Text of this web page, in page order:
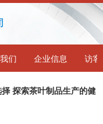
们 企业信息 访客
探索茶叶制品生产的健